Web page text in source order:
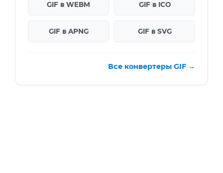
GIF в WEBM GIF в ICO
GIF в APNG GIF в SVG
Все конвертеры GIF →